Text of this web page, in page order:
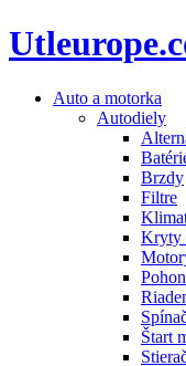
Auto a motorka
Autodiely
Brzdy
Filtre
Kryty
Štart